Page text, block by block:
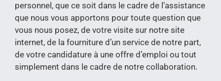
personnel, que ce soit dans le cadre de l’assistance
que nous vous apportons pour toute question que
vous nous posez, de votre visite sur notre site
internet, de la fourniture d’un service de notre part,
de votre candidature à une offre d’emploi ou tout
simplement dans le cadre de notre collaboration.